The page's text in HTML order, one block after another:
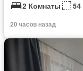
2 Комнаты
20 часов назад